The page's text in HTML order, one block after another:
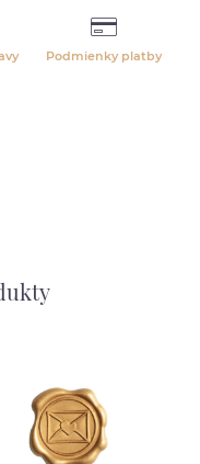
Podmienky platby